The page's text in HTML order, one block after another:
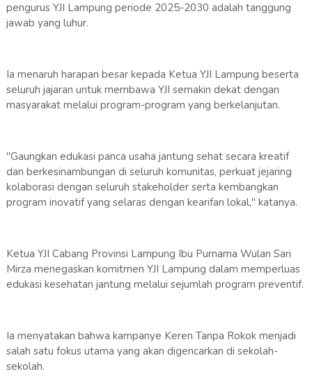
pengurus YJI Lampung periode 2025-2030 adalah tanggung
jawab yang luhur.
Ia menaruh harapan besar kepada Ketua YJI Lampung beserta
seluruh jajaran untuk membawa YJI semakin dekat dengan
masyarakat melalui program-program yang berkelanjutan.
"Gaungkan edukasi panca usaha jantung sehat secara kreatif
dan berkesinambungan di seluruh komunitas, perkuat jejaring
kolaborasi dengan seluruh stakeholder serta kembangkan
program inovatif yang selaras dengan kearifan lokal," katanya.
Ketua YJI Cabang Provinsi Lampung Ibu Purnama Wulan Sari
Mirza menegaskan komitmen YJI Lampung dalam memperluas
edukasi kesehatan jantung melalui sejumlah program preventif.
Ia menyatakan bahwa kampanye Keren Tanpa Rokok menjadi
salah satu fokus utama yang akan digencarkan di sekolah-
sekolah.